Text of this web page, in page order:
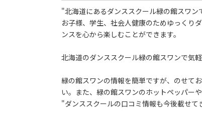
"北海道にあるダンススクール緑の館スワン
お子様、学生、社会人健康のためゆっくり
ンスを心から楽しむことができます。
北海道のダンススクール緑の館スワンで気
緑の館スワンの情報を簡単ですが、のせて
い。また、緑の館スワンのホットペッパー
"ダンススクールの口コミ情報も今後載せて